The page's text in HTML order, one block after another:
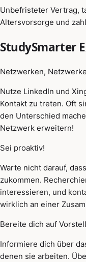
Unbefristeter Vertrag,
Altersvorsorge und
StudySmarter
Netzwerken,
Nutze LinkedIn und
Kontakt zu treten. Oft
den Unterschied
Netzwerk erweitern!
Sei proaktiv!
Warte nicht darauf,
zukommen.
interessieren, und
wirklich an einer
Bereite dich auf
Informiere dich über
denen sie arbeiten.